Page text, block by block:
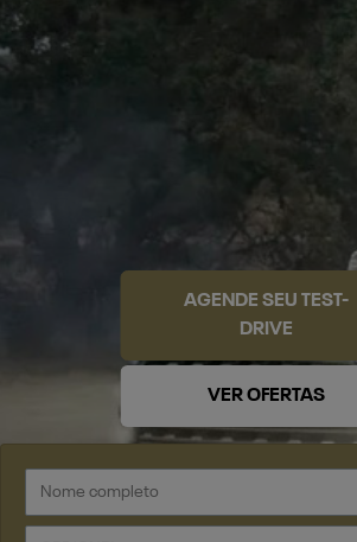
AGENDE SEU TEST-
DRIVE
VER OFERTAS